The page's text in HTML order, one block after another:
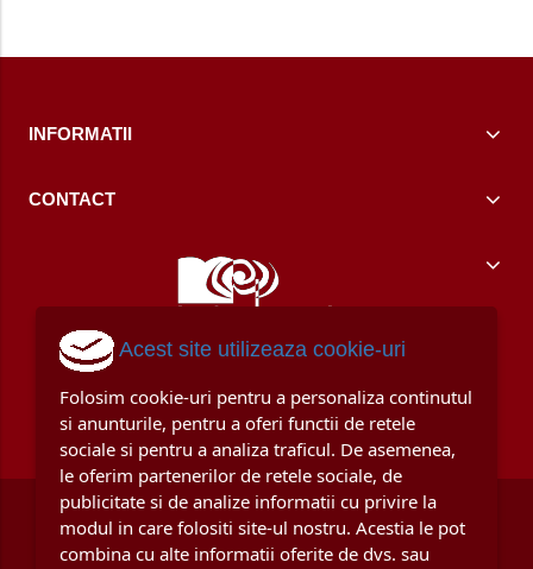
INFORMATII
CONTACT
Acest site utilizeaza cookie-uri
Folosim cookie-uri pentru a personaliza continutul
si anunturile, pentru a oferi functii de retele
sociale si pentru a analiza traficul. De asemenea,
le oferim partenerilor de retele sociale, de
publicitate si de analize informatii cu privire la
modul in care folositi site-ul nostru. Acestia le pot
combina cu alte informatii oferite de dvs. sau